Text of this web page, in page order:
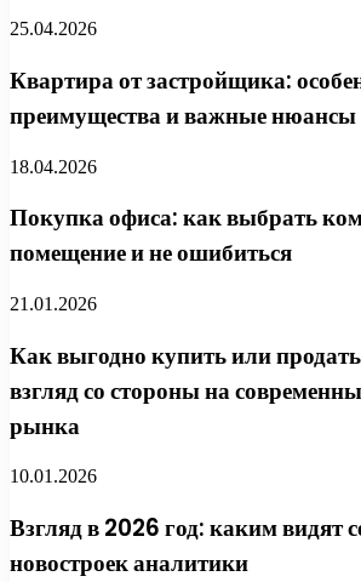
25.04.2026
Квартира от застройщика:
преимущества и важные
18.04.2026
Покупка офиса: как выбрать
помещение и не ошибиться
21.01.2026
Как выгодно купить или
взгляд со стороны на
рынка
10.01.2026
Взгляд в 2026 год: каким видят
новостроек аналитики